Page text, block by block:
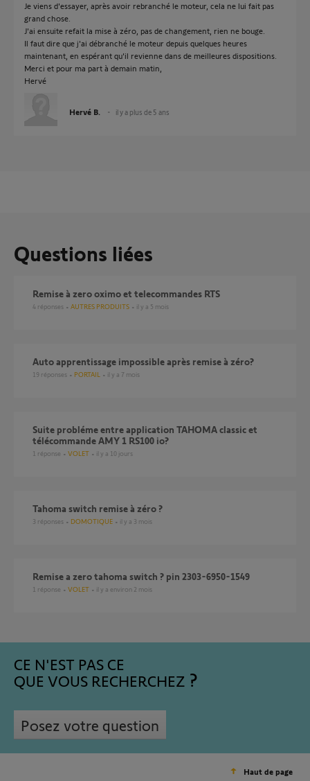
Je viens d'essayer, après avoir rebranché le moteur, cela ne lui fait pas
grand chose.
J'ai ensuite refait la mise à zéro, pas de changement, rien ne bouge.
Il faut dire que j'ai débranché le moteur depuis quelques heures
maintenant, en espérant qu'il revienne dans de meilleures dispositions.
Merci et pour ma part à demain matin,
Hervé
Hervé B. il y a plus de 5 ans
Questions liées
Remise à zero oximo et telecommandes RTS
4 réponses AUTRES PRODUITS il y a 5 mois
Auto apprentissage impossible après remise à zéro?
19 réponses PORTAIL il y a 7 mois
Suite probléme entre application TAHOMA classic et
télécommande AMY 1 RS100 io?
1 réponse VOLET il y a 10 jours
Tahoma switch remise à zéro ?
3 réponses DOMOTIQUE il y a 3 mois
remise a zero tahoma switch ? pin 2303-6950-1549
1 réponse VOLET il y a environ 2 mois
CE N'EST PAS CE
QUE VOUS RECHERCHEZ
Posez votre question
Haut de page